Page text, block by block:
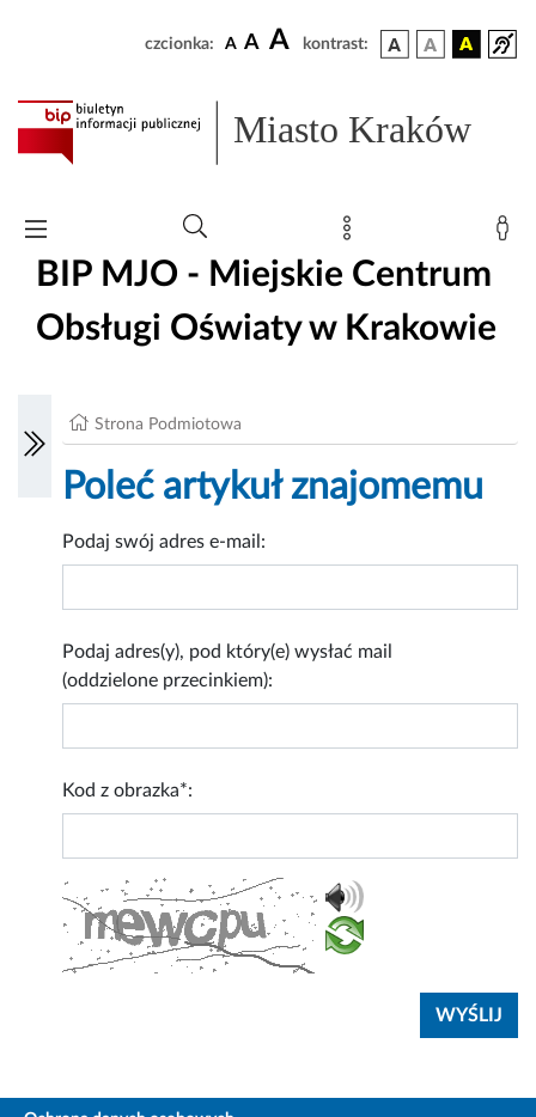
czcionka: A A A kontrast:
Miasto Kraków
BIP MJO - Miejskie Centrum
Obsługi Oświaty w Krakowie
Strona Podmiotowa
Poleć artykuł znajomemu
Podaj swój adres e-mail:
Podaj adres(y), pod który(e) wysłać mail
(oddzielone przecinkiem):
Kod z obrazka*: